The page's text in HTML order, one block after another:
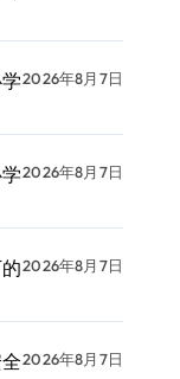
2026年8月7日
2026年8月7日
2026年8月7日
2026年8月7日